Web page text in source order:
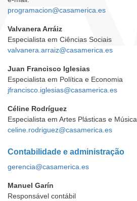
programacion@casamerica.es
Valvanera Arráiz
Especialista em Ciências Sociais
valvanera.arraiz@casamerica.es
Juan Francisco Iglesias
Especialista em Política e Economia
jfrancisco.iglesias@casamerica.es
Céline Rodríguez
Especialista em Artes Plásticas e Música
celine.rodriguez@casamerica.es
Contabilidade e administração
gerencia@casamerica.es
Manuel Garín
Responsável contábil